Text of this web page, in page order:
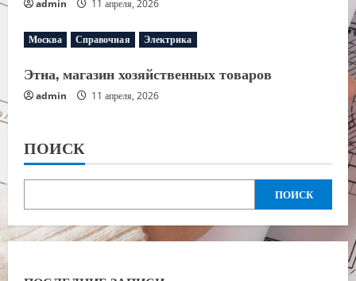
admin 11 апреля, 2026
Москва Справочная Электрика
Этна, магазин хозяйственных товаров
admin 11 апреля, 2026
ПОИСК
ПОИСК